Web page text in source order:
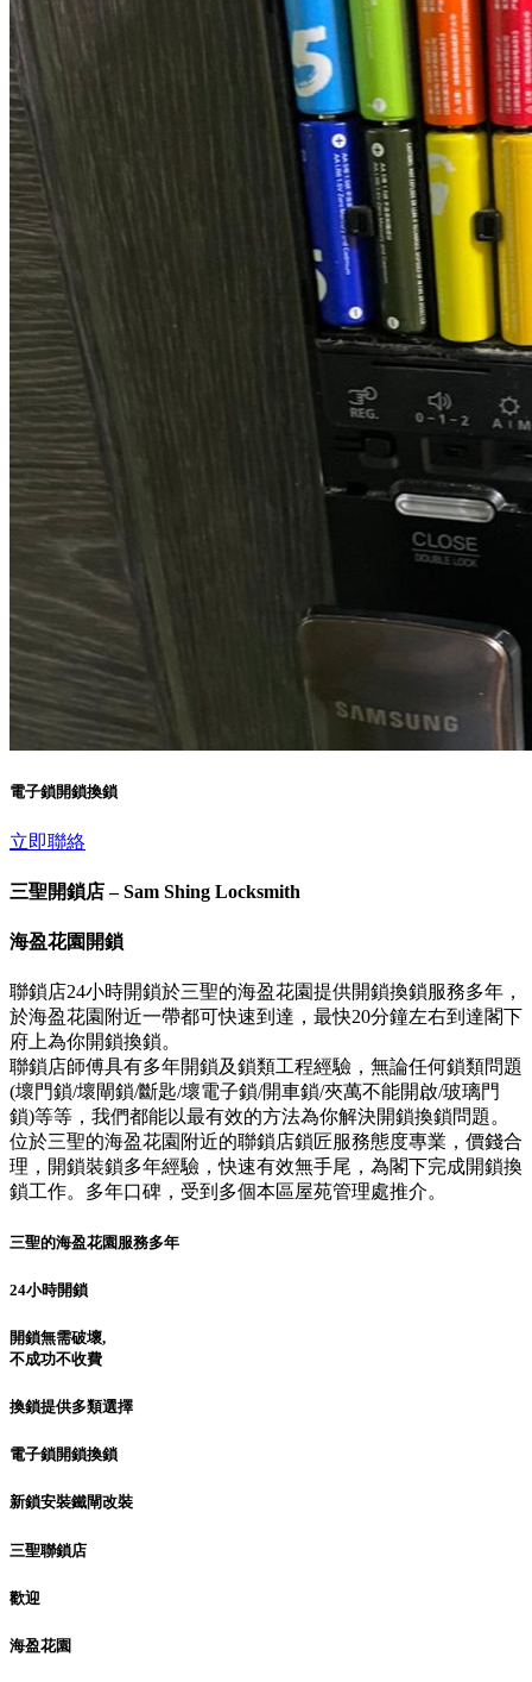
電子鎖開鎖換鎖
立即聯絡
三聖開鎖店 – Sam Shing Locksmith
海盈花園開鎖
聯鎖店24小時開鎖於三聖的海盈花園提供開鎖換鎖服務多年，
於海盈花園附近一帶都可快速到達，最快20分鐘左右到達閣下
府上為你開鎖換鎖。
聯鎖店師傅具有多年開鎖及鎖類工程經驗，無論任何鎖類問題
(壞門鎖/壞閘鎖/斷匙/壞電子鎖/開車鎖/夾萬不能開啟/玻璃門
鎖)等等，我們都能以最有效的方法為你解決開鎖換鎖問題。
位於三聖的海盈花園附近的聯鎖店鎖匠服務態度專業，價錢合
理，開鎖裝鎖多年經驗，快速有效無手尾，為閣下完成開鎖換
鎖工作。多年口碑，受到多個本區屋苑管理處推介。
三聖的海盈花園服務多年
24小時開鎖
開鎖無需破壞,
不成功不收費
換鎖提供多類選擇
電子鎖開鎖換鎖
新鎖安裝鐵閘改裝
三聖聯鎖店
歡迎
海盈花園